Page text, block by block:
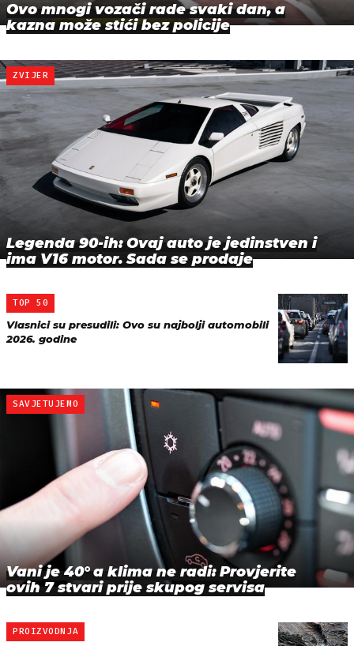
Ovo mnogi vozači rade svaki dan, a
kazna može stići bez policije
ZVIJER
Legenda 90-ih: Ovaj auto je jedinstven i
ima V16 motor. Sada se prodaje
TOP 50
Vlasnici su presudili: Ovo su najbolji automobili
2026. godine
SAVJETUJEMO
Vani je 40° a klima ne radi: Provjerite
ovih 7 stvari prije skupog servisa
PROIZVODNJA